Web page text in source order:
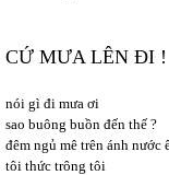
CỨ MƯA LÊN ĐI !
nói gì đi mưa ơi
sao buông buồn đến thế ?
đêm ngủ mê trên ánh nước
tôi thức trông tôi